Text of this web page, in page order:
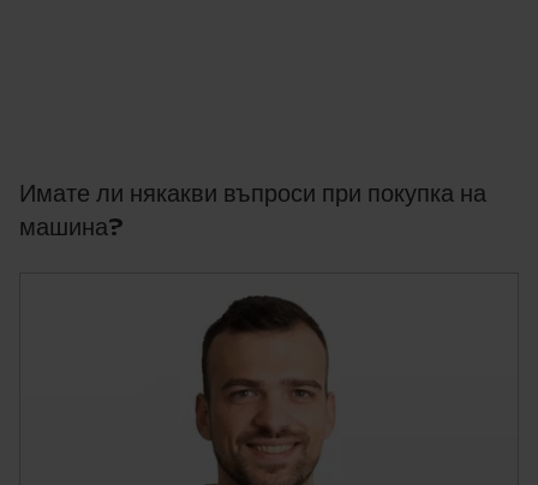
Имате ли някакви въпроси при покупка на
машина?